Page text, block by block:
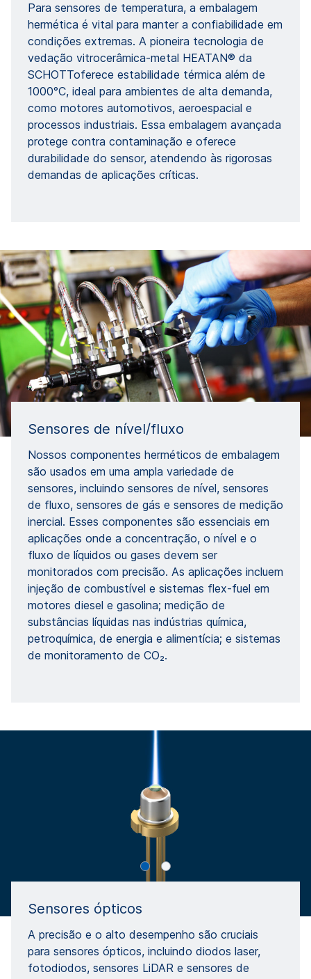
Para sensores de temperatura, a embalagem
hermética é vital para manter a confiabilidade em
condições extremas. A pioneira tecnologia de
vedação vitrocerâmica-metal HEATAN® da
SCHOTToferece estabilidade térmica além de
1000°C, ideal para ambientes de alta demanda,
como motores automotivos, aeroespacial e
processos industriais. Essa embalagem avançada
protege contra contaminação e oferece
durabilidade do sensor, atendendo às rigorosas
demandas de aplicações críticas.
Sensores de nível/fluxo
Nossos componentes herméticos de embalagem
são usados em uma ampla variedade de
sensores, incluindo sensores de nível, sensores
de fluxo, sensores de gás e sensores de medição
inercial. Esses componentes são essenciais em
aplicações onde a concentração, o nível e o
fluxo de líquidos ou gases devem ser
monitorados com precisão. As aplicações incluem
injeção de combustível e sistemas flex-fuel em
motores diesel e gasolina; medição de
substâncias líquidas nas indústrias química,
petroquímica, de energia e alimentícia; e sistemas
de monitoramento de CO₂.
Sensores ópticos
A precisão e o alto desempenho são cruciais
para sensores ópticos, incluindo diodos laser,
fotodiodos, sensores LiDAR e sensores de